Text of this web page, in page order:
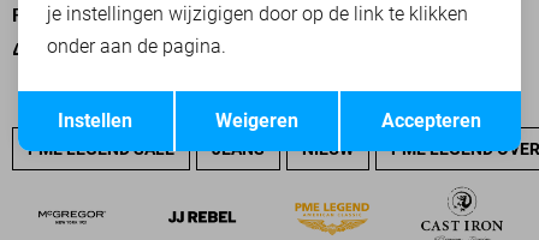
PME LEGEND POLO
45,00 59,99
PME LEGEND POLO
PME LEGEND SALE JEANS NIEUW PME LEGEND
Opslaan
je instellingen wijzigigen door op de link te klikken
onder aan de pagina.
Accepteren
Weigeren
Instellen